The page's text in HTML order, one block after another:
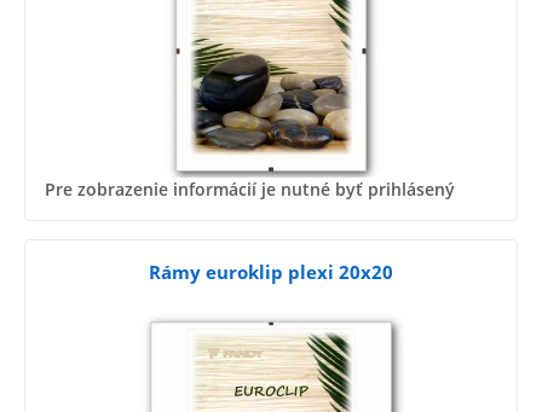
Pre zobrazenie informácií je nutné byť prihlásený
Rámy euroklip plexi 20x20